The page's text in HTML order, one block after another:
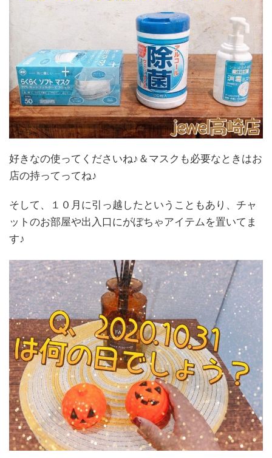
好きなの使ってくださいね♪＆マスクも必要なときはお
店の持ってってね♪
そして、１０月に引っ越したということもあり、チャ
ットのお部屋や出入口にがぼちゃアイテムを置いてま
す♪